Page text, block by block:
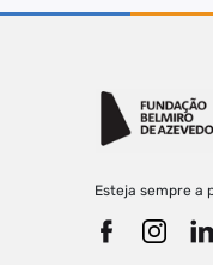
Esteja sempre a